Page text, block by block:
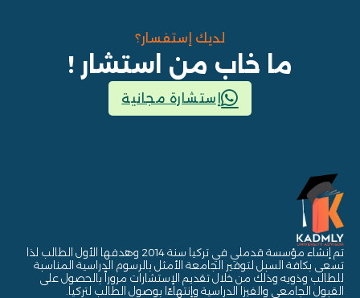
لديك إستفسار؟
ما خاب من استشار !
إستشارة مجانية
تم إنشاء مؤسسة قدملي في تركيا سنة 2014 وهدفها الأول الطالب لذا
تسعى بكافة السبل لتوفير الجامعة الأمثل بالرسوم الدراسية المناسبة
للطالب وذويه وذلك من خلال تقديم الإستشارات مروراً بالحصول على
القبول الجامعي والفيزا الدراسية وإنتهاءًا بوصول الطالب لتركيا.